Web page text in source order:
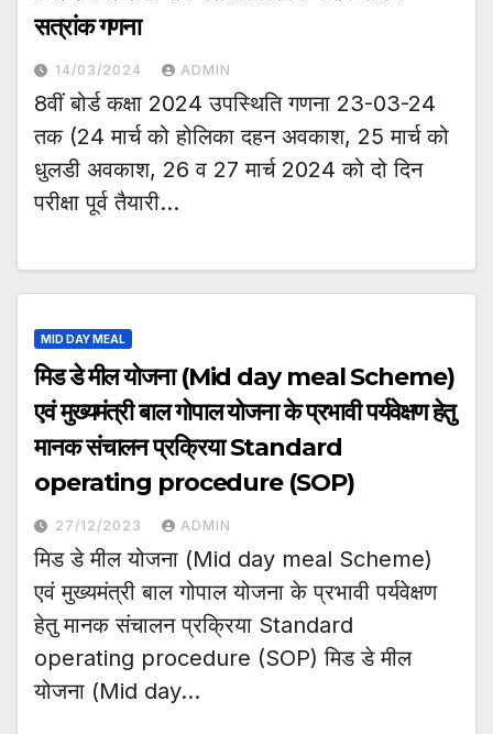
सत्रांक गणना
14/03/2024 ADMIN
8वीं बोर्ड कक्षा 2024 उपस्थिति गणना 23-03-24
तक (24 मार्च को होलिका दहन अवकाश, 25 मार्च को
धुलडी अवकाश, 26 व 27 मार्च 2024 को दो दिन
परीक्षा पूर्व तैयारी…
MID DAY MEAL
मिड डे मील योजना (Mid day meal Scheme)
एवं मुख्यमंत्री बाल गोपाल योजना के प्रभावी पर्यवेक्षण हेतु
मानक संचालन प्रक्रिया Standard
operating procedure (SOP)
27/12/2023 ADMIN
मिड डे मील योजना (Mid day meal Scheme)
एवं मुख्यमंत्री बाल गोपाल योजना के प्रभावी पर्यवेक्षण
हेतु मानक संचालन प्रक्रिया Standard
operating procedure (SOP) मिड डे मील
योजना (Mid day…